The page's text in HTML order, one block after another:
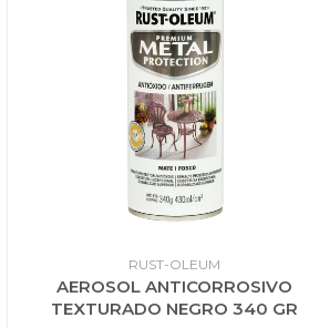
RUST-OLEUM
AEROSOL ANTICORROSIVO
TEXTURADO NEGRO 340 GR